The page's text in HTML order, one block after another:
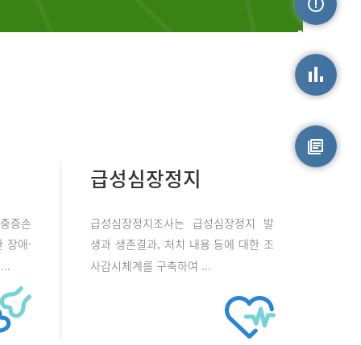
증손
장애·
급성심장정지
급성심장정지조사는 급성심장정지 발
생과 생존결과, 처치 내용 등에 대한 조
사감시체계를 구축하여 ...
손상정보